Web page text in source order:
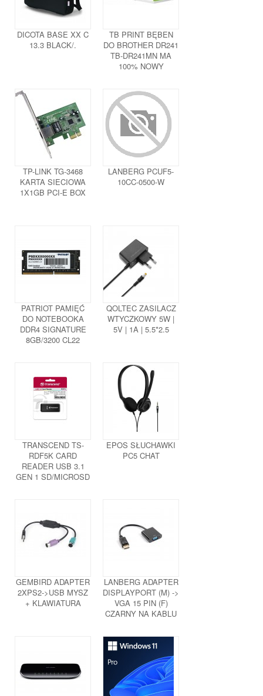
DICOTA BASE XX C
13.3 BLACK/.
TB PRINT BĘBEN
DO BROTHER DR241
TB-DR241MN MA
100% NOWY
TP-LINK TG-3468
KARTA SIECIOWA
1X1GB PCI-E BOX
LANBERG PCUF5-
10CC-0500-W
PATRIOT PAMIĘĆ
DO NOTEBOOKA
DDR4 SIGNATURE
8GB/3200 CL22
QOLTEC ZASILACZ
WTYCZKOWY 5W |
5V | 1A | 5.5*2.5
TRANSCEND TS-
RDF5K CARD
READER USB 3.1
GEN 1 SD/MICROSD
EPOS SŁUCHAWKI
PC5 CHAT
GEMBIRD ADAPTER
2XPS2->USB MYSZ
+ KLAWIATURA
LANBERG ADAPTER
DISPLAYPORT (M) ->
VGA 15 PIN (F)
CZARNY NA KABLU